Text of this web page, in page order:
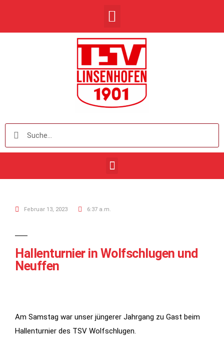
Februar 13, 2023 6:37 a.m.
Hallenturnier in Wolfschlugen und
Neuffen
Am Samstag war unser jüngerer Jahrgang zu Gast beim
Hallenturnier des TSV Wolfschlugen.